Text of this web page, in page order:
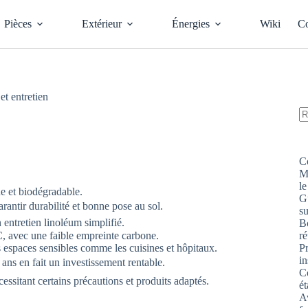
Pièces Extérieur Énergies Wiki
entretien
et biodégradable.
durabilité et bonne pose au sol.
entretien linoléum simplifié.
avec une faible empreinte carbone.
sensibles comme les cuisines et hôpitaux.
en fait un investissement rentable.
certains précautions et produits adaptés.